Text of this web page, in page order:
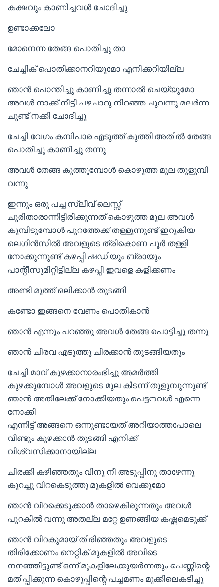
കക്ഷവും കാണിച്ചവൾ ചോദിച്ചു
ഉണ്ടാക്കലോ
മോനെന്ന തേങ്ങ പൊതിച്ചു താ
ചേച്ചിക് പൊതിക്കാനറിയുമോ എനിക്കറിയില്ല
ഞാൻ പൊന്തിച്ചു കാണിച്ചു തന്നാൽ ചെയ്യുമോ
അവൾ നാക്ക് നീട്ടി പഴചാറു നിറഞ്ഞ ചുവന്നു മലർന്ന
ചുണ്ട് നക്കി ചോദിച്ചു
ചേച്ചി വേഗം കമ്പിപാര എടുത്ത് കുത്തി അതിൽ തേങ്ങ
പൊതിച്ചു കാണിച്ചു തന്നു
അവൾ തേങ്ങ കുത്തുമ്പോൾ കൊഴുത്ത മുല തുളുമ്പി
വന്നു
ഇന്നും ഒരു പച്ച സ്ലീവ് ലെസ്സ്
ചുരിതാരാന്നിട്ടിരിക്കുന്നത് കൊഴുത്ത മുല അവൾ
കുമ്പിടുമ്പോൾ പുറത്തേക്ക് തള്ളുന്നുണ്ട് ഇറുകിയ
ലെഗിൻസിൽ അവളുടെ ത്രികൊണ പൂർ തള്ളി
നോക്കുന്നുണ്ട് കഴപ്പി ഷഡിയും ബ്രായും
പാന്റീസുമിറ്റിട്ടില്ല കഴപ്പി ഇവളെ കളിക്കണം
അണ്ടി മൂത്ത് ഒലിക്കാൻ തുടങ്ങി
കണ്ടോ ഇങ്ങനെ വേണം പൊതികാൻ
ഞാൻ എന്നും പറഞ്ഞു അവൾ തേങ്ങ പൊട്ടിച്ചു തന്നു
ഞാൻ ചിരവ എടുത്തു ചിരക്കാൻ തുടങ്ങിയതും
ചേച്ചി മാവ് കുഴക്കാനാരംഭിച്ചു അമർത്തി
കുഴക്കുമ്പോൾ അവളുടെ മുല കിടന്ന് തുളുമ്പുന്നുണ്ട്
ഞാൻ അതിലേക്ക് നോക്കിയതും പെട്ടനവൾ എന്നെ
നോക്കി
എന്നിട്ട് അങ്ങനെ ഒന്നുണ്ടായത് അറിയാത്തപോലെ
വീണ്ടും കുഴക്കാൻ തുടങ്ങി എനിക്ക്
വിശ്വസിക്കാനായില്ല
ചിരക്കി കഴിഞ്ഞതും വിനു നീ അടുപ്പിനു താഴേന്നു
കുറച്ചു വിറകെടുത്തു മുകളിൽ വെക്കുമോ
ഞാൻ വിറക്കെടുക്കാൻ താഴെകിരുന്നതും അവൾ
പുറകിൽ വന്നു അതല്ല മറ്റേ ഉണങ്ങിയ കഷ്ണമെടുക്ക്
ഞാൻ വിറകുമായ് തിരിഞ്ഞതും അവളുടെ
തിരിക്കോണം നെറ്റിക് മുകളിൽ അവിടെ
നനഞ്ഞിട്ടുണ്ട് ഒന്ന് മുകളിലേക്കുയർന്നതും പെണ്ണിന്റെ
മതിപ്പിക്കുന്ന കൊഴുപ്പിന്റെ പച്ചമണം മൂക്കിലെകടിച്ചു